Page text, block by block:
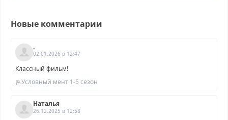
Новые комментарии
.
02.01.2026 в 12:47
Классный фильм!
Условный мент 1-5 сезон
Наталья
26.12.2025 в 12:58